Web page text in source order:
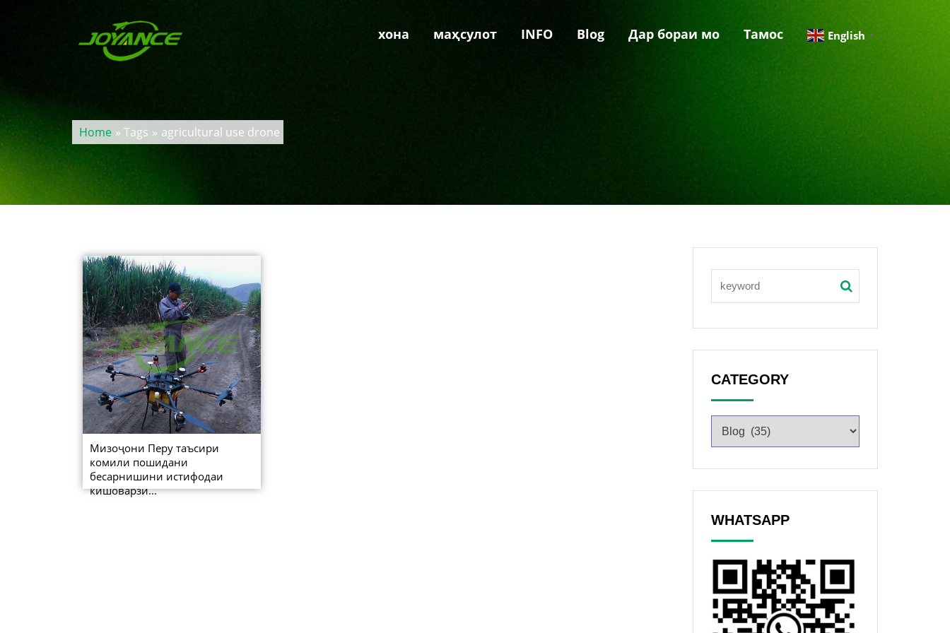
хона маҳсулот INFO Blog Дар бораи мо Тамос English ▼
Home » Tags agricultural use drone
»
Мизоҷони Перу таъсири
комили пошидани
бесарнишини истифодаи
кишоварзи...
CATEGORY
WHATSAPP